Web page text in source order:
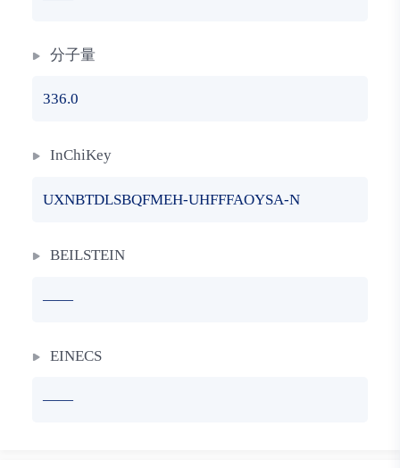
分子量
336.0
InChiKey
UXNBTDLSBQFMEH-UHFFFAOYSA-N
BEILSTEIN
——
EINECS
——